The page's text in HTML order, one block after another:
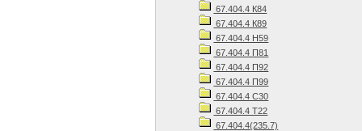
67.404.4 К84
67.404.4 К89
67.404.4 Н59
67.404.4 П81
67.404.4 П92
67.404.4 П99
67.404.4 С30
67.404.4 Т22
67.404.4(235.7)